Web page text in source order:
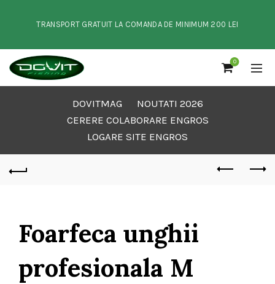
TRANSPORT GRATUIT LA COMANDA DE MINIMUM 200 LEI
0
DOVITMAG
NOUTATI 2026
CERERE COLABORARE ENGROS
LOGARE SITE ENGROS
Foarfeca unghii
profesionala M